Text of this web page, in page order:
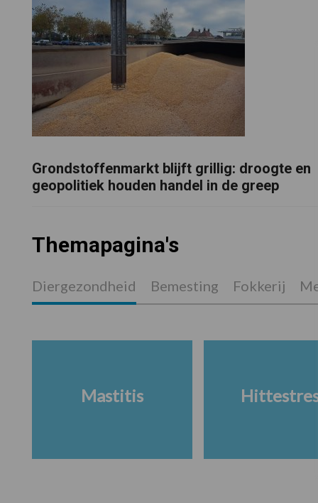
Grondstoffenmarkt blijft grillig: droogte en
geopolitiek houden handel in de greep
Themapagina's
Diergezondheid Bemesting Fokkerij
Mastitis